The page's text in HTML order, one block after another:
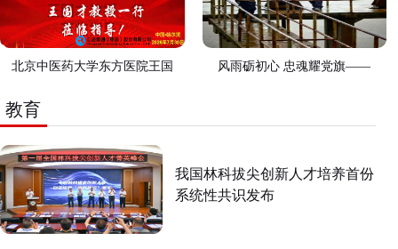
北京中医药大学东方医院王国 风雨砺初心 忠魂耀党旗——
教育
我国林科拔尖创新人才培养首份
系统性共识发布